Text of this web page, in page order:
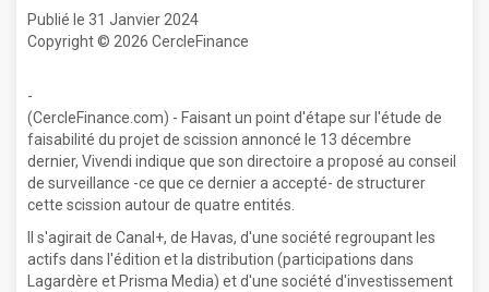
Publié le 31 Janvier 2024
Copyright © 2026 CercleFinance
-
(CercleFinance.com) - Faisant un point d'étape sur l'étude de
faisabilité du projet de scission annoncé le 13 décembre
dernier, Vivendi indique que son directoire a proposé au conseil
de surveillance -ce que ce dernier a accepté- de structurer
cette scission autour de quatre entités.
Il s'agirait de Canal+, de Havas, d'une société regroupant les
actifs dans l'édition et la distribution (participations dans
Lagardère et Prisma Media) et d'une société d'investissement